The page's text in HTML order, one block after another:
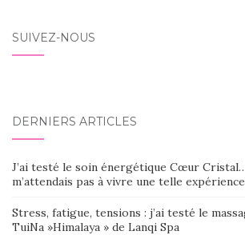
SUIVEZ-NOUS
DERNIERS ARTICLES
J’ai testé le soin énergétique Cœur
m’attendais pas à vivre une telle expérience
Stress, fatigue, tensions : j’ai testé le
TuiNa »Himalaya » de Lanqi Spa